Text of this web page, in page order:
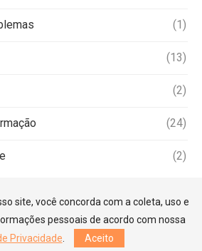
(1)
(13)
(2)
(24)
(2)
Todos os direitos reservados.
site, você concorda com a coleta, uso e
pessoais de acordo com nossa
Privacidade
Aceito